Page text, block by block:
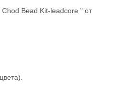
Bead Kit-leadcore " от